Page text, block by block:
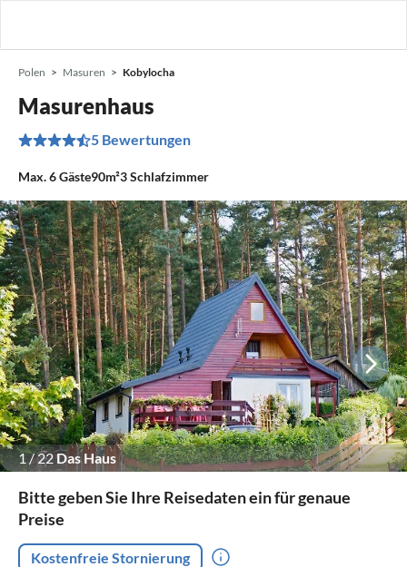
Polen Masuren Kobylocha
Masurenhaus
5 Bewertungen
Max.6Gäste90m²3Schlafzimmer
1/22Das Haus
Bitte geben Sie Ihre Reisedaten ein für genaue
Preise
Kostenfreie Stornierung